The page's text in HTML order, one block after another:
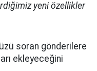
yeni özellikler
soran gönderilere
ekleyeceğini